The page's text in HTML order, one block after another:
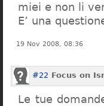
miei e non li
E’ una
19 Nov 2008, 08:36
#22 Focus on
Le tue